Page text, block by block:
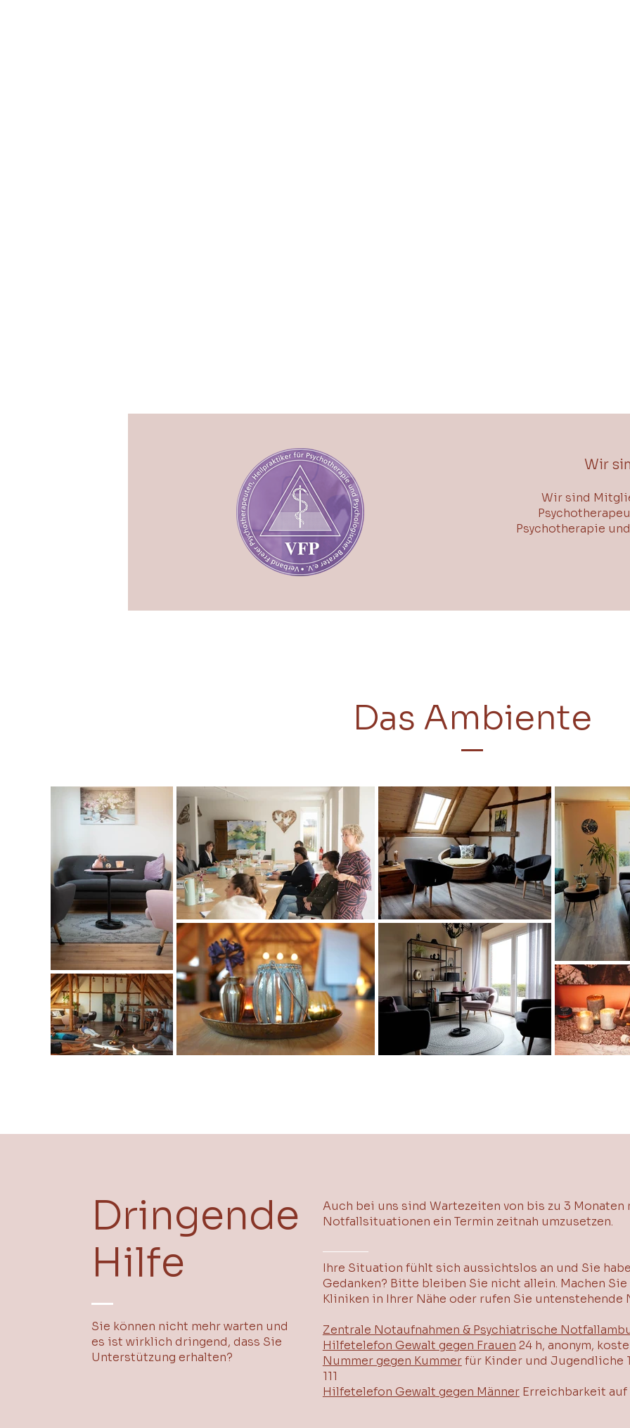
Wir
Wir sind
Psychotherapie
Das Ambiente
Dringende
Hilfe
Sie können nicht mehr warten und
es ist wirklich dringend, dass Sie
Unterstützung erhalten?
​Auch bei uns sind Wartezeiten von bis zu 3
Notfallsituationen ein Termin zeitnah umzusetzen.
Ihre Situation fühlt sich aussichtslos an und Sie
Gedanken? Bitte bleiben Sie nicht allein. Machen
Kliniken in Ihrer Nähe oder rufen Sie untenstehende
Zentrale Notaufnahmen & Psychiatrische
Hilfetelefon Gewalt gegen Frauen 24 h, anonym,
Nummer gegen Kummerfür Kinder und Jugendliche
111
Hilfetelefon Gewalt gegen MännerErreichbarkeit auf